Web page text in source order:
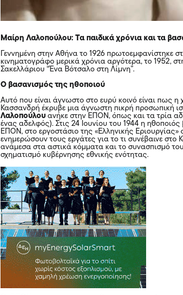
Μαίρη Λαλοπούλου: Τα παιδικά χρόνια και τα
Γεννημένη στην Αθήνα το 1926 πρωτοεμφανίστηκε
κινηματογράφο μερικά χρόνια αργότερα, το 1952,
Σακελλάριου “Ένα Βότσαλο στη Λίμνη”.
Ο βασανισμός της ηθοποιού
Αυτό που είναι άγνωστο στο ευρύ κοινό είναι πως η
Κασσανδρή έκρυβε μια άγνωστη πικρή προσωπική
Λαλοπούλου ανήκε στην ΕΠΟΝ, όπως και τα τρία
ένας αδελφός). Στις 24 Ιουνίου του 1944 η
ΕΠΟΝ, στο εργοστάσιο της «Ελληνικής Εριουργίας»
ενημερώσουν τους εργάτες για το τι συνέβαινε στο
ανάμεσα στα αστικά κόμματα και το συνασπισμό
σχηματισμό κυβέρνησης εθνικής ενότητας.